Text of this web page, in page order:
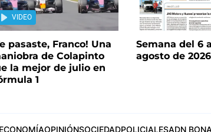
VIDEO
pasaste, Franco! Una
de Colapinto
la mejor de julio en
1
Semana del 6
agosto de 2026
ECONOMÍAOPINIÓNSOCIEDADPOLICIALESADN